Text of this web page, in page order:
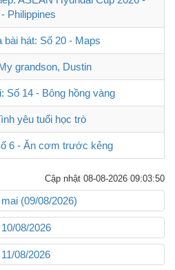
Philippines
bài hát: Số 20 - Maps
grandson, Dustin
Số 14 - Bông hồng vàng
yêu tuổi học trò
6 - Ăn cơm trước kẻng
Cập nhật 08-08-2026 09:03:50
(09/08/2026)
08/2026
08/2026